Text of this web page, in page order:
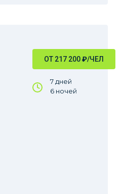
ОТ 217 200₽/ЧЕЛ
7 дней
6 ночей